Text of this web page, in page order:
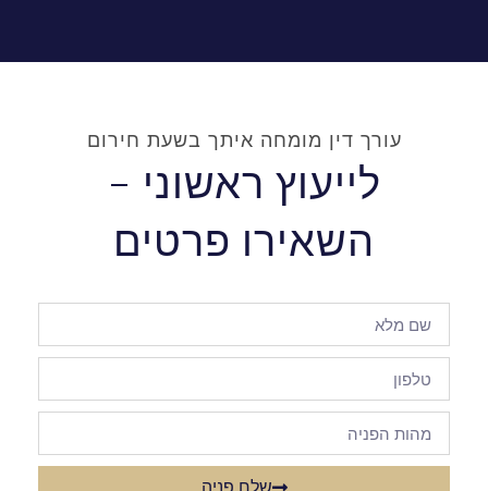
עורך דין מומחה איתך בשעת חירום
לייעוץ ראשוני -
השאירו פרטים